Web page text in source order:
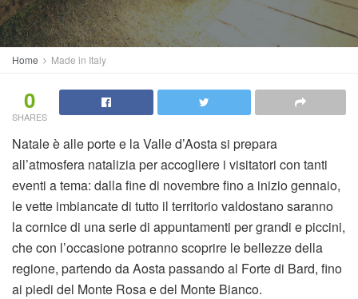
Home Made in Italy
0
SHARES
Natale è alle porte e la Valle d’Aosta si prepara
all’atmosfera natalizia per accogliere i visitatori con tanti
eventi a tema: dalla fine di novembre fino a inizio gennaio,
le vette imbiancate di tutto il territorio valdostano saranno
la cornice di una serie di appuntamenti per grandi e piccini,
che con l’occasione potranno scoprire le bellezze della
regione, partendo da Aosta passando al Forte di Bard, fino
ai piedi del Monte Rosa e del Monte Bianco.